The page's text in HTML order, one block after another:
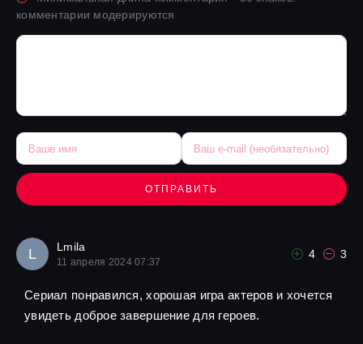
комментарии модерируются
ОТПРАВИТЬ
L Lmila
11 апреля 2024 07:37
4 3
Сериал понравился, хорошая игра актеров и хочется
увидеть доброе завершение для героев.